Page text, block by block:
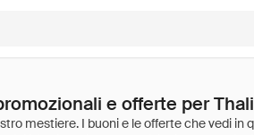
e offerte per